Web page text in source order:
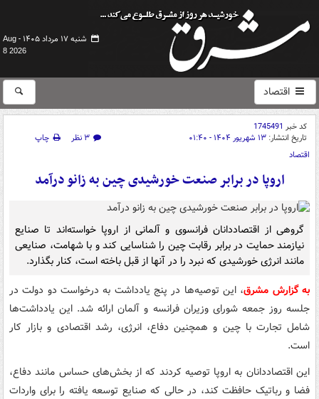
شنبه ۱۷ مرداد ۱۴۰۵ -
Aug
8 2026
اقتصاد
کد خبر 1745491
تاریخ انتشار: ۱۳ شهریور ۱۴۰۴ - ۰۱:۴۰ ۳ نظر
چاپ
اقتصاد
اروپا در برابر صنعت خورشیدی چین به زانو درآمد
گروهی از اقتصاددانان فرانسوی و آلمانی از اروپا خواسته‌اند تا صنایع
نیازمند حمایت در برابر رقابت چین را شناسایی کند و با شهامت، صنایعی
مانند انرژی خورشیدی که نبرد را در آنها از قبل باخته است، کنار بگذارد.
به گزارش مشرق، این توصیه‌ها در پنج یادداشت به درخواست دو دولت در
جلسه روز جمعه شورای وزیران فرانسه و آلمان ارائه شد. این یادداشت‌ها
شامل تجارت با چین و همچنین دفاع، انرژی، رشد اقتصادی و بازار کار
است.
این اقتصاددانان به اروپا توصیه کردند که از بخش‌های حساس مانند دفاع،
فضا و رباتیک حافظت کند، در حالی که صنایع توسعه یافته را برای واردات